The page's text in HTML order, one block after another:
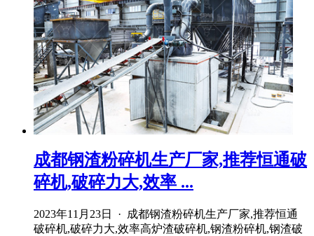
成都钢渣粉碎机生产厂家,推荐恒通破
碎机,破碎力大,效率 ...
2023年11月23日 · 成都钢渣粉碎机生产厂家,推荐恒通
破碎机,破碎力大,效率高炉渣破碎机,钢渣粉碎机,钢渣破